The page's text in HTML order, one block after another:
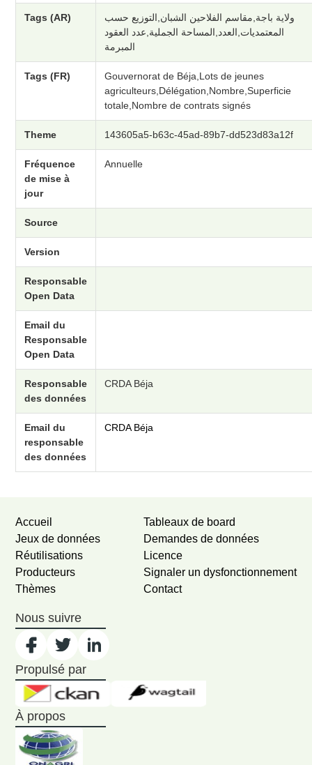
Tags (AR)
ولاية باجة,مقاسم الفلاحين الشبان,التوزيع حسب
المعتمديات,العدد,المساحة الجملية,عدد العقود
المبرمة
Tags (FR)
Gouvernorat de Béja,Lots de jeunes
agriculteurs,Délégation,Nombre,Superficie
totale,Nombre de contrats signés
Theme 143605a5-b63c-45ad-89b7-dd523d83a12f
Fréquence
de mise à
jour
Annuelle
Source
Version
Responsable
Open Data
Email du
Responsable
Open Data
Responsable
des données
CRDA Béja
Email du
responsable
des données
CRDA Béja
Accueil
Jeux de données
Réutilisations
Producteurs
Thèmes
Tableaux de board
Demandes de données
Licence
Signaler un dysfonctionnement
Contact
Nous suivre
Propulsé par
À propos